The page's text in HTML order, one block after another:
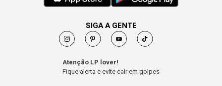
SIGA A GENTE
Atenção LP lover!
Fique alerta e evite cair em golpes